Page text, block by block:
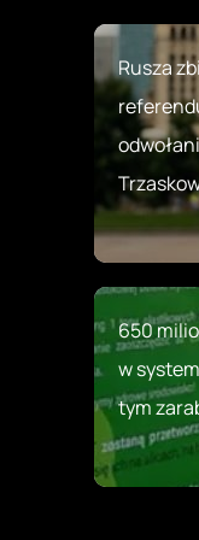
Rusza
650
w
tym